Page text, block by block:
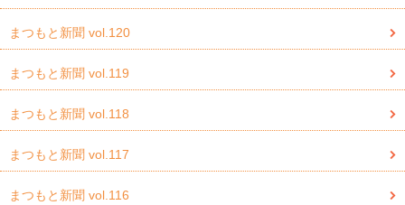
まつもと新聞 vol.120
まつもと新聞 vol.119
まつもと新聞 vol.118
まつもと新聞 vol.117
まつもと新聞 vol.116